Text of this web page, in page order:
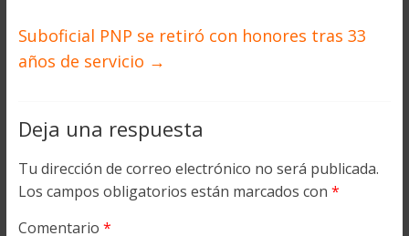
Suboficial PNP se retiró con honores tras 33
años de servicio →
Deja una respuesta
Tu dirección de correo electrónico no será publicada.
Los campos obligatorios están marcados con *
Comentario *